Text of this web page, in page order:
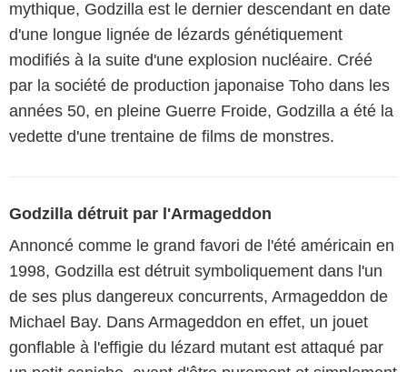
mythique, Godzilla est le dernier descendant en date
d'une longue lignée de lézards génétiquement
modifiés à la suite d'une explosion nucléaire. Créé
par la société de production japonaise Toho dans les
années 50, en pleine Guerre Froide, Godzilla a été la
vedette d'une trentaine de films de monstres.
Godzilla détruit par l'Armageddon
Annoncé comme le grand favori de l'été américain en
1998, Godzilla est détruit symboliquement dans l'un
de ses plus dangereux concurrents, Armageddon de
Michael Bay. Dans Armageddon en effet, un jouet
gonflable à l'effigie du lézard mutant est attaqué par